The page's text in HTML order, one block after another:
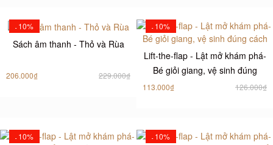
-10%
Sách âm thanh - Thỏ và Rùa
206.000₫ 229.000₫
-10%
Lift-the-flap - Lật mở khám phá-
Bé giỏi giang, vệ sinh đúng
113.000₫ 126.000₫
-10% -10%